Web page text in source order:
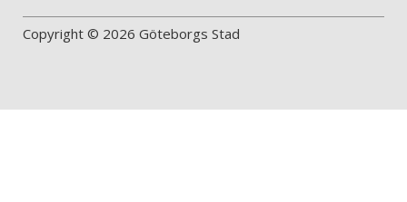
Copyright © 2026 Göteborgs Stad